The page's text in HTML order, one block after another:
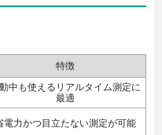
特徴
中も使えるリアルタイム測定に
最適
電力かつ目立たない測定が可能